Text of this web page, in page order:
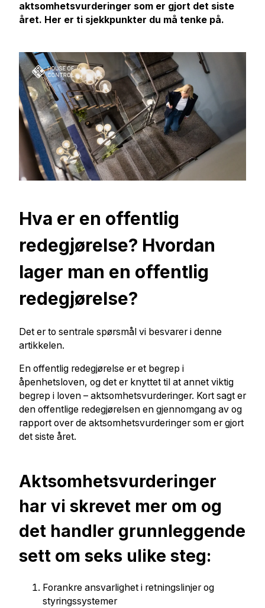
aktsomhetsvurderinger som er gjort det siste
året. Her er ti sjekkpunkter du må tenke på.
Hva er en offentlig
redegjørelse? Hvordan
lager man en offentlig
redegjørelse?
Det er to sentrale spørsmål vi besvarer i denne
artikkelen.
En offentlig redegjørelse er et begrep i
åpenhetsloven, og det er knyttet til at annet viktig
begrep i loven – aktsomhetsvurderinger. Kort sagt er
den offentlige redegjørelsen en gjennomgang av og
rapport over de aktsomhetsvurderinger som er gjort
det siste året.
Aktsomhetsvurderinger
har vi skrevet mer om og
det handler grunnleggende
sett om seks ulike steg:
Forankre ansvarlighet i retningslinjer og
styringssystemer